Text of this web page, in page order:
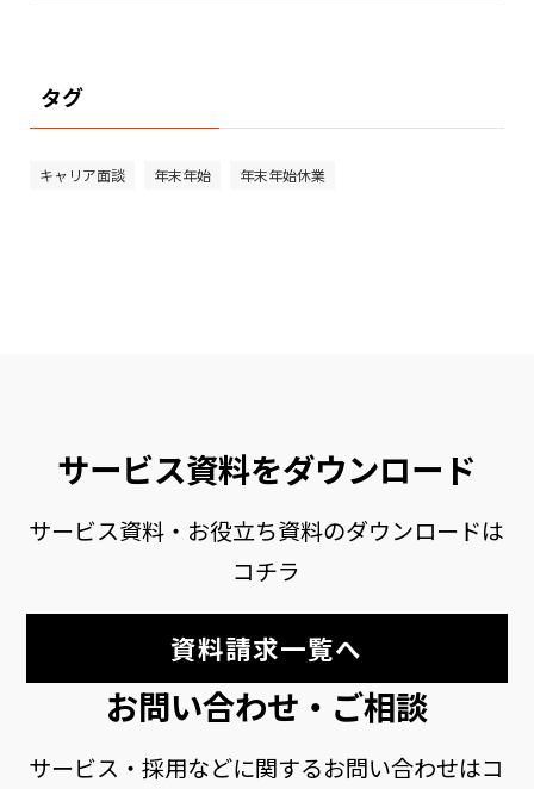
タグ
キャリア面談 年末年始 年末年始休業
サービス資料をダウンロード
サービス資料・お役立ち資料のダウンロードは
コチラ
資料請求一覧へ
お問い合わせ・ご相談
サービス・採用などに関するお問い合わせはコ